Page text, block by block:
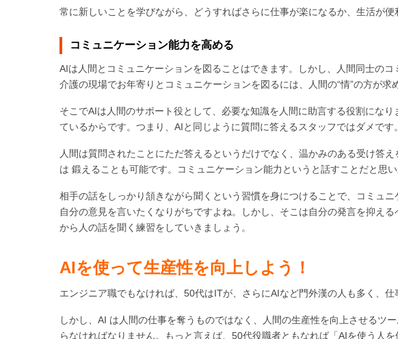
常に新しいことを学びながら、どうすればさらに仕事が楽になるか、生活が便
コミュニケーション能力を高める
AIは人間とコミュニケーションを図ることはできます。しかし、人間同士の
介護の現場でお年寄りとコミュニケーションを図るには、人間の“情”の方が求
そこでAIは人間のサポート役として、必要な知識を人間に助言する役割にな
ているからです。つまり、AIと同じように質問に答えるスタッフではダメです。
人間は質問されたことにただ答えるというだけでなく、温かみのある受け答
は 鍛えることも可能です。コミュニケーション能力というと話すことだと思
相手の話をしっかり頷きながら聞くという習慣を身につけることで、コミュ
自分の意見を言いたくなりがちですよね。しかし、そこは自分の発言を抑え
から人の話を聞く練習をしていきましょう。
AIを使って生産性を向上しよう！
エンジニア職でもなければ、50代はITが、さらにAIなど門外漢の人も多く、仕
しかし、AI は人間の仕事を奪うものではなく、人間の生産性を向上させるツ
らなければなりません。もっと言えば、50代役職者ともなれば「AIを使う人